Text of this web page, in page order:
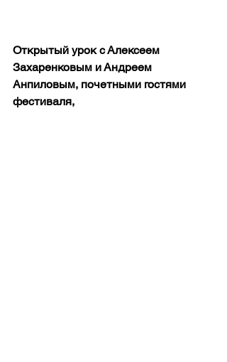
Открытый урок с Алексеем
Захаренковым и Андреем
Анпиловым, почетными гостями
фестиваля,